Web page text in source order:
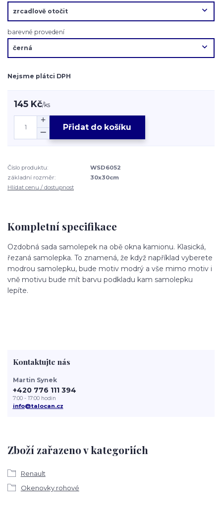
barevné provedení
Nejsme plátci DPH
145 Kč/ks
Přidat do košíku
Číslo produktu:
WSD6052
základní rozměr:
30x30cm
Hlídat cenu / dostupnost
Kompletní specifikace
Ozdobná sada samolepek na obě okna kamionu. Klasická,
řezaná samolepka. To znamená, že když například vyberete
modrou samolepku, bude motiv modrý a vše mimo motiv i
vně motivu bude mít barvu podkladu kam samolepku
lepíte.
Zboží zařazeno v kategoriích
Renault
Okenovky rohové
Kontaktujte nás
Martin Synek
+420 776 111 394
7:00 - 17:00 hodin
info@talocan.cz